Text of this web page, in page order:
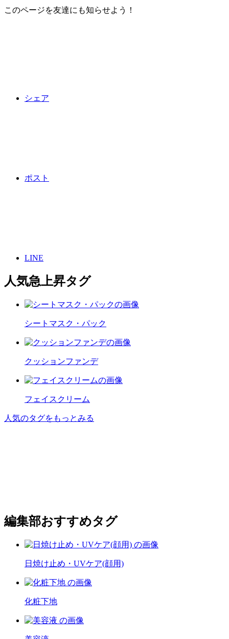
このページを友達にも知らせよう！
シェア
ポスト
LINE
人気急上昇タグ
シートマスク・パック
クッションファンデ
フェイスクリーム
人気のタグをもっとみる
編集部おすすめタグ
日焼け止め・UVケア(顔用)
化粧下地